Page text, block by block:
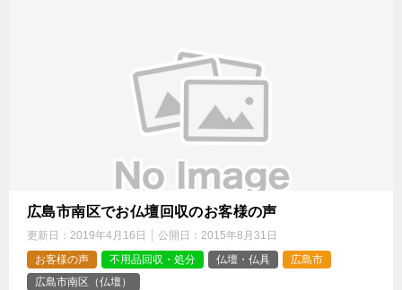
広島市南区でお仏壇回収のお客様の声
更新日： 2019年4月16日 公開日： 2015年8月31日
お客様の声
不用品回収・処分 仏壇・仏具
広島市
広島市南区（仏壇）